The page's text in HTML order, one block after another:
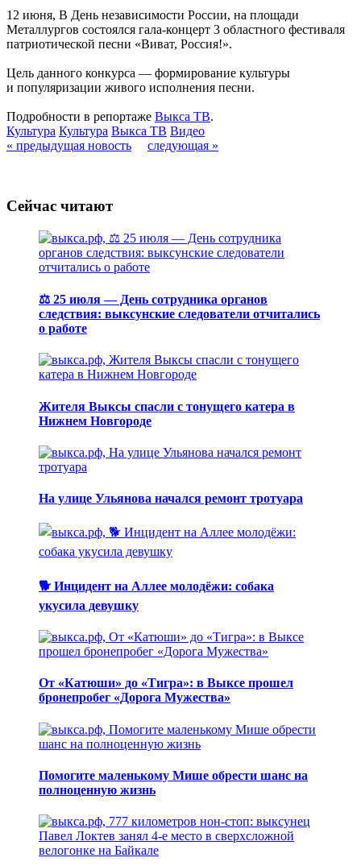
12 июня, В День независимости России, на площади
Металлургов состоялся гала-концерт 3 областного фестиваля
патриотической песни «Виват, Россия!».
Цель данного конкурса — формирование культуры
и популяризации живого исполнения песни.
Подробности в репортаже Выкса ТВ.
Культура Культура Выкса ТВ Видео
« предыдущая новость
следующая »
Сейчас читают
⚖️ 25 июля — День сотрудника органов
следствия: выксунские следователи отчитались
о работе
Жителя Выксы спасли с тонущего катера в
Нижнем Новгороде
На улице Ульянова начался ремонт тротуара
🐕 Инцидент на Аллее молодёжи: собака
укусила девушку
От «Катюши» до «Тигра»: в Выксе прошел
бронепробег «Дорога Мужества»
Помогите маленькому Мише обрести шанс на
полноценную жизнь